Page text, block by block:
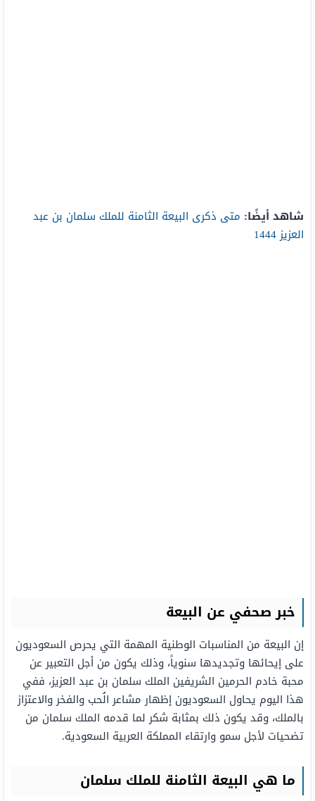
شاهد أيضًا: متى ذكرى البيعة الثامنة للملك سلمان بن عبد
العزيز 1444
خبر صحفي عن البيعة
إن البيعة من المناسبات الوطنية المهمة التي يحرص السعوديون
على إيحائها وتجديدها سنوياً، وذلك يكون من أجل التعبير عن
محبة خادم الحرمين الشريفين الملك سلمان بن عبد العزيز، ففي
هذا اليوم يحاول السعوديون إظهار مشاعر الُحب والفخر والاعتزاز
بالملك، وقد يكون ذلك بمثابة شكر لما قدمه الملك سلمان من
تضحيات لأجل سمو وارتقاء المملكة العربية السعودية.
ما هي البيعة الثامنة للملك سلمان